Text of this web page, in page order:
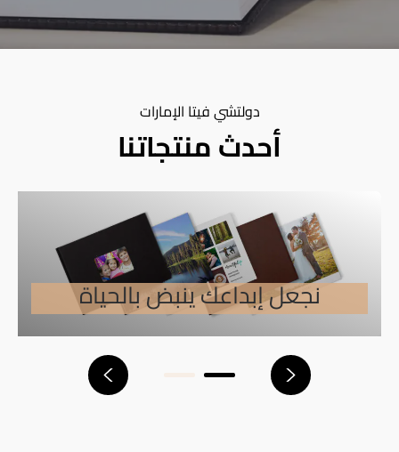
دولتشي فيتا الإمارات
أحدث منتجاتنا
نجعل إبداعك ينبض بالحياة